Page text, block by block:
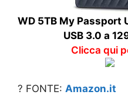
WD 5TB My Passport
USB 3.0 a
Clicca qui
? FONTE: Amazon.it